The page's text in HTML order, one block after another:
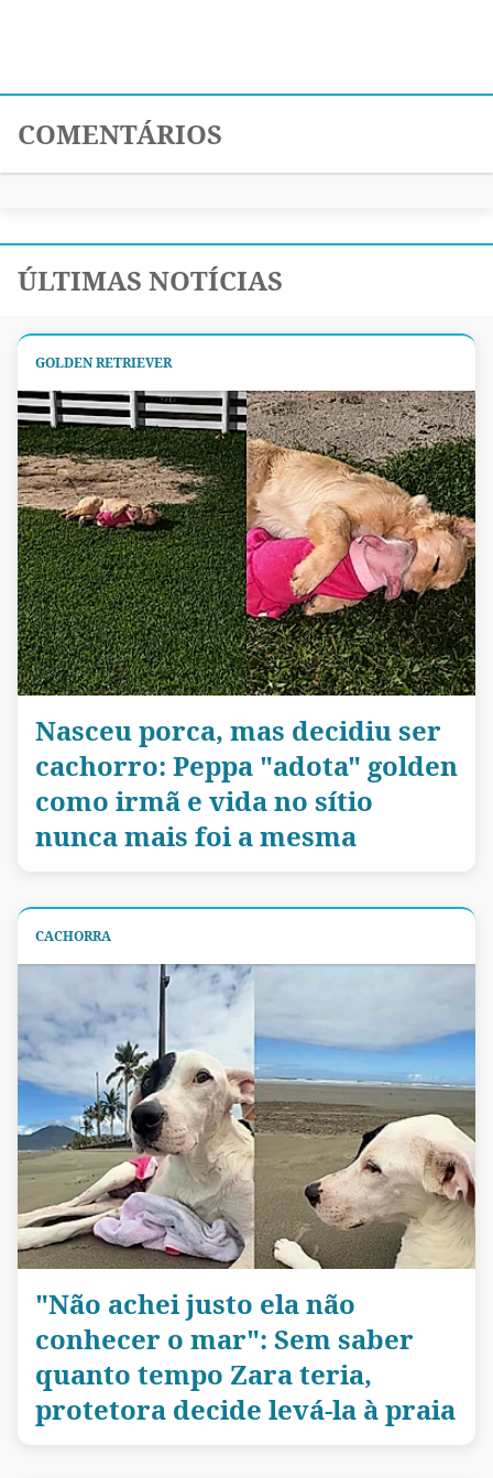
COMENTÁRIOS
ÚLTIMAS NOTÍCIAS
GOLDEN RETRIEVER
Nasceu porca, mas decidiu ser
cachorro: Peppa "adota" golden
como irmã e vida no sítio
nunca mais foi a mesma
CACHORRA
"Não achei justo ela não
conhecer o mar": Sem saber
quanto tempo Zara teria,
protetora decide levá-la à praia